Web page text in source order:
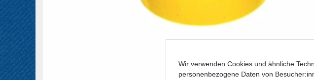
Wir verwenden Cookies und ähnliche
personenbezogene Daten von